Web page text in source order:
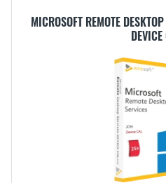
MICROSOFT REMOTE